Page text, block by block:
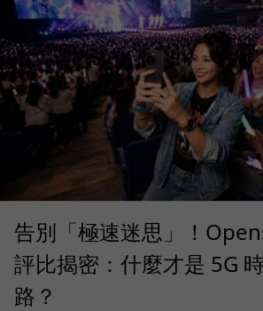
告別「極速迷思」！
評比揭密：什麼才是 5G
路？